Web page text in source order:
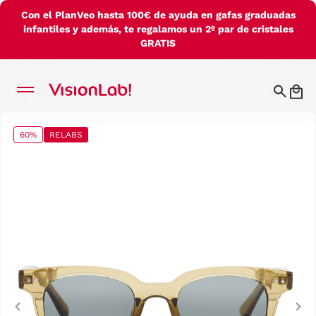
Con el PlanVeo hasta 100€ de ayuda en gafas graduadas
infantiles y además, te regalamos un 2º par de cristales
GRATIS
60% RELABS
Previous